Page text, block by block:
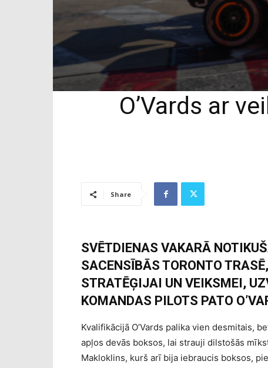
O’Vards ar
Share
SVĒTDIENAS VAKARĀ
SACENSĪBĀS TORONTO
STRATĒĢIJAI UN VEIKSMEI,
KOMANDAS PILOTS PATO
Kvalifikācijā O’Vards palika vien desmitais,
apļos devās boksos, lai strauji dilstošās
Makloklins, kurš arī bija iebraucis boksos,